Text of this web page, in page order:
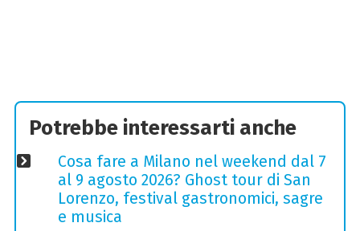
Potrebbe interessarti anche
Cosa fare a Milano nel weekend dal 7
al 9 agosto 2026? Ghost tour di San
Lorenzo, festival gastronomici, sagre
e musica